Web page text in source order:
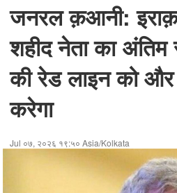
जनरल क़आनी:
शहीद नेता का
की रेड लाइन को
करेगा
Jul ०७, २०२६ १९:५० Asia/Kolkata